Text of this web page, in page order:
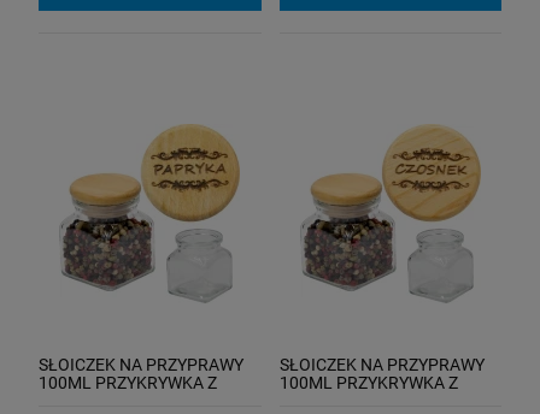
SŁOICZEK NA PRZYPRAWY
100ML PRZYKRYWKA Z
SŁOICZEK NA PRZYPRAWY
100ML PRZYKRYWKA Z